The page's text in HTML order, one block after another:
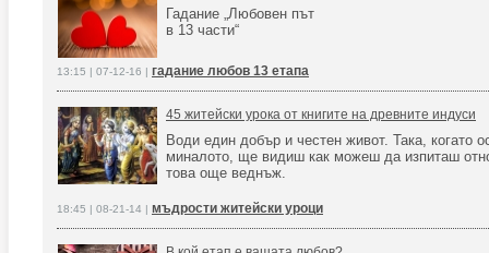
Гадание „Любовен път
в 13 части“
13:15 | 07-12-16 | гадание любов 13 етапа
45 житейски урока от книгите на древните индуси
Води един добър и честен живот. Така, когато
миналото, ще видиш как можеш да изпиташ
това още веднъж.
18:45 | 08-21-14 | мъдрости житейски уроци